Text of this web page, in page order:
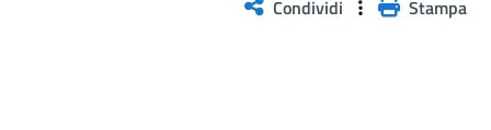
Condividi Stampa